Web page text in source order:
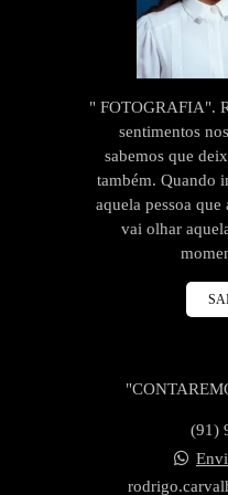
" FOTOGRAFIA".
sentimentos
sabemos que
também. Quando
aquela pessoa
vai olhar
(91)